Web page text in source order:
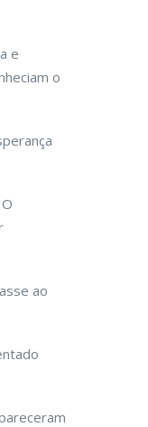
e
o
ao